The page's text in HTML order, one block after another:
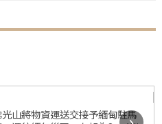
山將物資運送交接予緬甸駐馬